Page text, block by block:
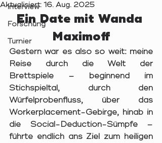
Interview
Forschung
Turnier
Aktualisiert: 16. Aug. 2025
Ein Date mit Wanda
Maximoff
Gestern war es also so weit: meine
Reise durch die Welt der
Brettspiele – beginnend im
Stichspieltal, durch den
Würfelprobenfluss, über das
Workerplacement-Gebirge, hinab in
die Social-Deduction-Sümpfe –
führte endlich ans Ziel zum heiligen